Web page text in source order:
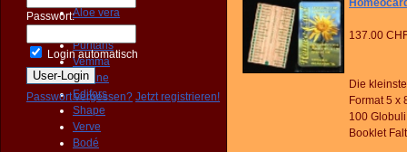
Aloe vera
Getreide
Puritans
Vemma
Fit Line
Edifors
Shape
Verve
Bodé
Passwort:
Login automatisch
Passwort vergessen? Jetzt registrieren!
137.00
Die
Format 5 x
100
Booklet